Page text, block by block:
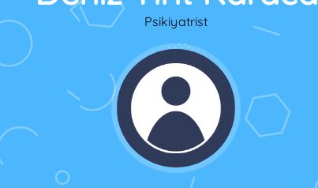
Psikiyatrist